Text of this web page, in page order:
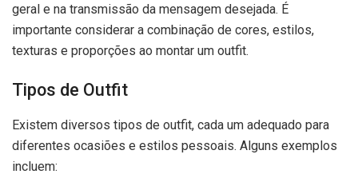
geral e na transmissão da mensagem desejada. É
importante considerar a combinação de cores, estilos,
texturas e proporções ao montar um outfit.
Tipos de Outfit
Existem diversos tipos de outfit, cada um adequado para
diferentes ocasiões e estilos pessoais. Alguns exemplos
incluem: